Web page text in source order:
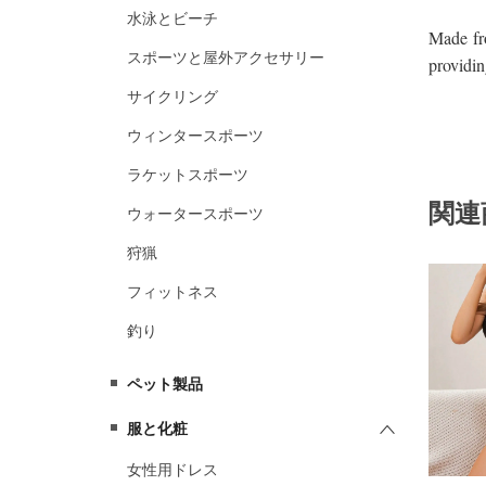
水泳とビーチ
スポーツと屋外アクセサリー
サイクリング
ウィンタースポーツ
ラケットスポーツ
ウォータースポーツ
狩猟
フィットネス
釣り
ペット製品
服と化粧
女性用ドレス
関